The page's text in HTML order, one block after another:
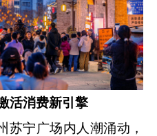
活消费新引擎
宁广场内人潮涌动，